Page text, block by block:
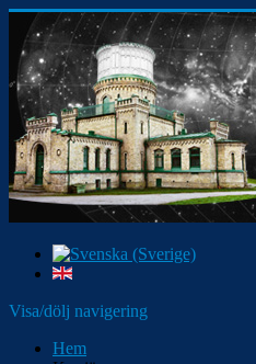
Visa/dölj navigering
Hem